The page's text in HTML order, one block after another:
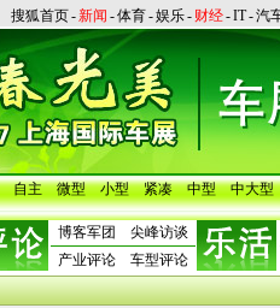
搜狐首页-新闻 -体育-娱乐- 财经-IT-汽
自主 微型 小型 紧凑 中型 中大型
博客军团
尖峰访谈
产业评论
车型评论